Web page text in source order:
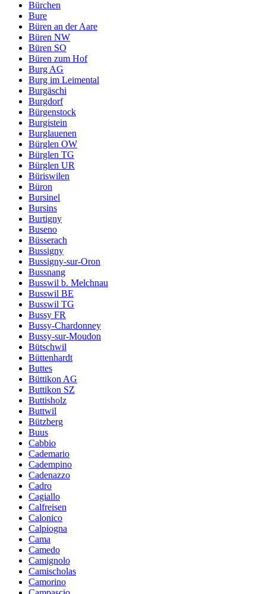
Bürchen
Bure
Büren an der Aare
Büren NW
Büren SO
Büren zum Hof
Burg AG
Burg im Leimental
Burgäschi
Burgdorf
Bürgenstock
Burgistein
Burglauenen
Bürglen OW
Bürglen TG
Bürglen UR
Büriswilen
Büron
Bursinel
Bursins
Burtigny
Buseno
Büsserach
Bussigny
Bussigny-sur-Oron
Bussnang
Busswil b. Melchnau
Busswil BE
Busswil TG
Bussy FR
Bussy-Chardonney
Bussy-sur-Moudon
Bütschwil
Büttenhardt
Buttes
Büttikon AG
Buttikon SZ
Buttisholz
Buttwil
Bützberg
Buus
Cabbio
Cademario
Cadempino
Cadenazzo
Cadro
Cagiallo
Calfreisen
Calonico
Calpiogna
Cama
Camedo
Camignolo
Camischolas
Camorino